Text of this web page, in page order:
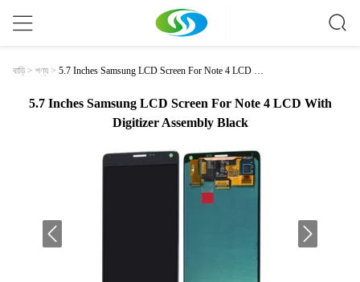
বাড়ি> পণ্য > 5.7 Inches Samsung LCD Screen For Note 4 LCD W
5.7 Inches Samsung LCD Screen For Note 4 LCD With
Digitizer Assembly Black